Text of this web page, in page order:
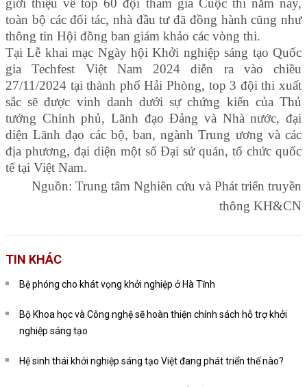
giới thiệu về top 60 đội tham gia Cuộc thi năm nay,
toàn bộ các đối tác, nhà đầu tư đã đồng hành cũng như
thông tin Hội đồng ban giám khảo các vòng thi.
Tại Lễ khai mạc Ngày hội Khởi nghiệp sáng tạo Quốc
gia Techfest Việt Nam 2024 diễn ra vào chiều
27/11/2024 tại thành phố Hải Phòng, top 3 đội thi xuất
sắc sẽ được vinh danh dưới sự chứng kiến của Thủ
tướng Chính phủ, Lãnh đạo Đảng và Nhà nước, đại
diện Lãnh đạo các bộ, ban, ngành Trung ương và các
địa phương, đại diện một số Đại sứ quán, tổ chức quốc
tế tại Việt Nam.
Nguồn: Trung tâm Nghiên cứu và Phát triển truyền
thông KH&CN
TIN KHÁC
Bệ phóng cho khát vọng khởi nghiệp ở Hà Tĩnh
Bộ Khoa học và Công nghệ sẽ hoàn thiện chính sách hỗ trợ khởi
nghiệp sáng tạo
Hệ sinh thái khởi nghiệp sáng tạo Việt đang phát triển thế nào?